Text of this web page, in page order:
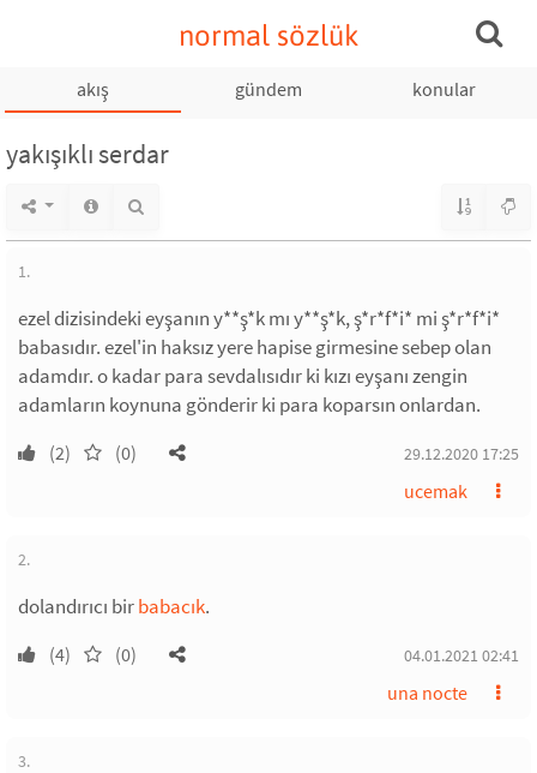
normal sözlük
akış gündem konular
yakışıklı serdar
1.
ezel dizisindeki eyşanın y**ş*k mı y**ş*k, ş*r*f*i* mi ş*r*f*i*
babasıdır. ezel'in haksız yere hapise girmesine sebep olan
adamdır. o kadar para sevdalısıdır ki kızı eyşanı zengin
adamların koynuna gönderir ki para koparsın onlardan.
(2) (0) 29.12.2020 17:25
ucemak
2.
dolandırıcı birbabacık.
(4) (0) 04.01.2021 02:41
una nocte
3.